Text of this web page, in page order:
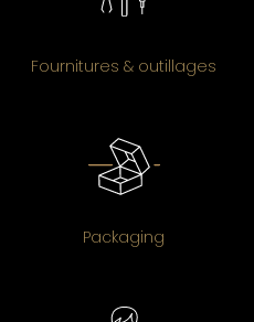
Fournitures & outillages
Packaging